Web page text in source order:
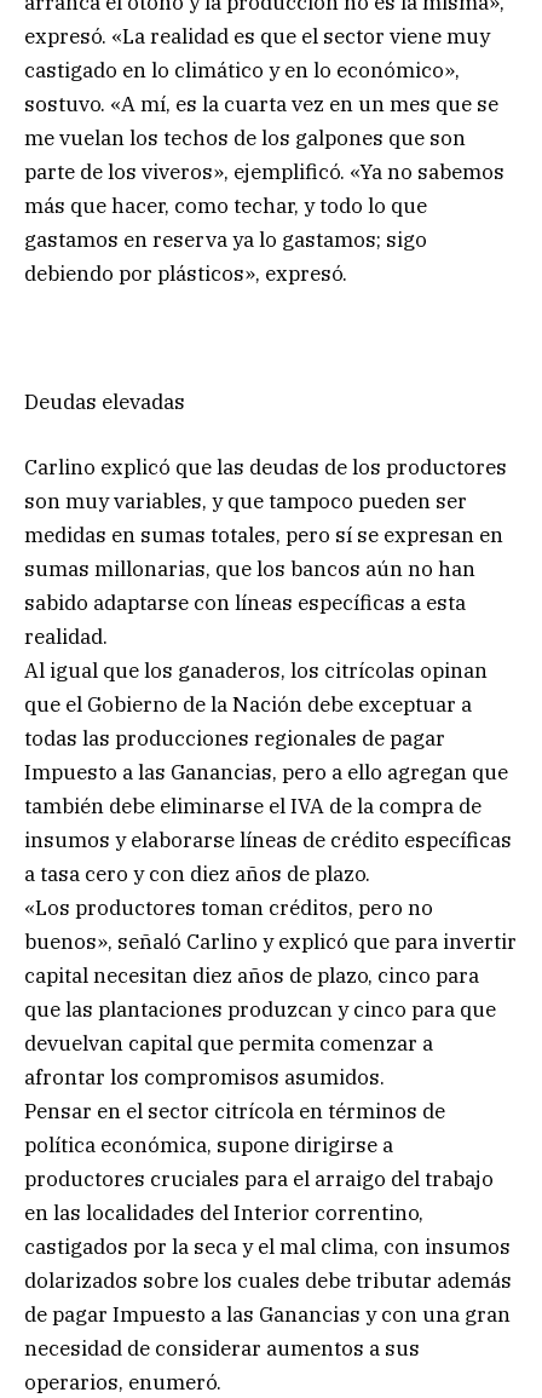
expresó. «La realidad es que el sector viene muy
castigado en lo climático y en lo económico»,
sostuvo. «A mí, es la cuarta vez en un mes que se
me vuelan los techos de los galpones que son
parte de los viveros», ejemplificó. «Ya no sabemos
más que hacer, como techar, y todo lo que
gastamos en reserva ya lo gastamos; sigo
debiendo por plásticos», expresó.
Deudas elevadas
Carlino explicó que las deudas de los productores
son muy variables, y que tampoco pueden ser
medidas en sumas totales, pero sí se expresan en
sumas millonarias, que los bancos aún no han
sabido adaptarse con líneas específicas a esta
realidad.
Al igual que los ganaderos, los citrícolas opinan
que el Gobierno de la Nación debe exceptuar a
todas las producciones regionales de pagar
Impuesto a las Ganancias, pero a ello agregan que
también debe eliminarse el IVA de la compra de
insumos y elaborarse líneas de crédito específicas
a tasa cero y con diez años de plazo.
«Los productores toman créditos, pero no
buenos», señaló Carlino y explicó que para invertir
capital necesitan diez años de plazo, cinco para
que las plantaciones produzcan y cinco para que
devuelvan capital que permita comenzar a
afrontar los compromisos asumidos.
Pensar en el sector citrícola en términos de
política económica, supone dirigirse a
productores cruciales para el arraigo del trabajo
en las localidades del Interior correntino,
castigados por la seca y el mal clima, con insumos
dolarizados sobre los cuales debe tributar además
de pagar Impuesto a las Ganancias y con una gran
necesidad de considerar aumentos a sus
operarios, enumeró.